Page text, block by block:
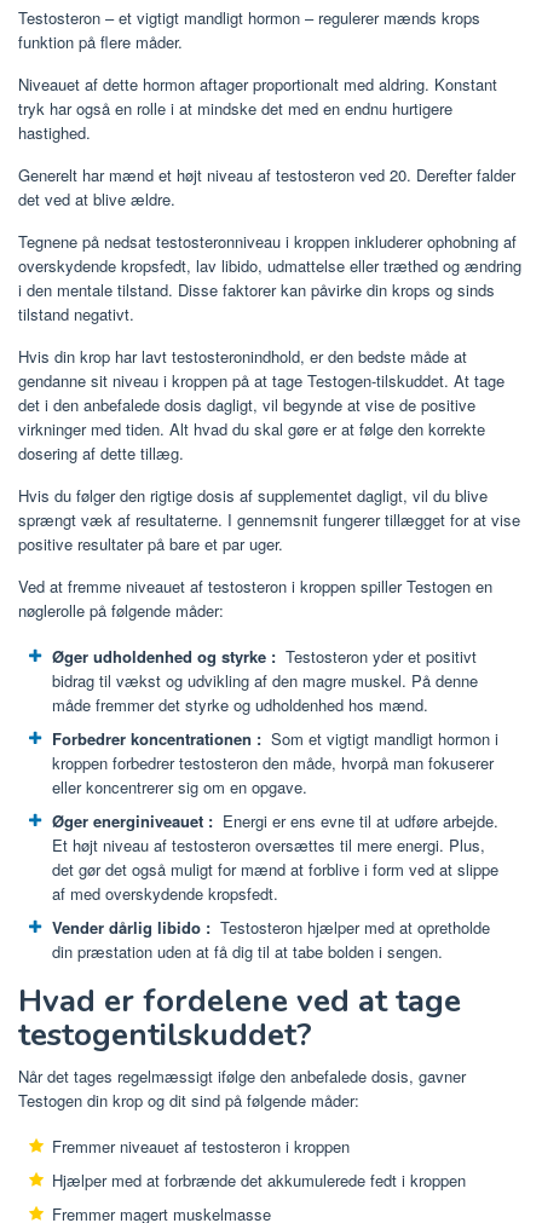
Testosteron – et vigtigt mandligt hormon – regulerer mænds krops
funktion på flere måder.
Niveauet af dette hormon aftager proportionalt med aldring. Konstant
tryk har også en rolle i at mindske det med en endnu hurtigere
hastighed.
Generelt har mænd et højt niveau af testosteron ved 20. Derefter falder
det ved at blive ældre.
Tegnene på nedsat testosteronniveau i kroppen inkluderer ophobning af
overskydende kropsfedt, lav libido, udmattelse eller træthed og ændring
i den mentale tilstand. Disse faktorer kan påvirke din krops og sinds
tilstand negativt.
Hvis din krop har lavt testosteronindhold, er den bedste måde at
gendanne sit niveau i kroppen på at tage Testogen-tilskuddet. At tage
det i den anbefalede dosis dagligt, vil begynde at vise de positive
virkninger med tiden. Alt hvad du skal gøre er at følge den korrekte
dosering af dette tillæg.
Hvis du følger den rigtige dosis af supplementet dagligt, vil du blive
sprængt væk af resultaterne. I gennemsnit fungerer tillægget for at vise
positive resultater på bare et par uger.
Ved at fremme niveauet af testosteron i kroppen spiller Testogen en
nøglerolle på følgende måder:
Øger udholdenhed og styrke : Testosteron yder et positivt
bidrag til vækst og udvikling af den magre muskel. På denne
måde fremmer det styrke og udholdenhed hos mænd.
Forbedrer koncentrationen : Som et vigtigt mandligt hormon i
kroppen forbedrer testosteron den måde, hvorpå man fokuserer
eller koncentrerer sig om en opgave.
Øger energiniveauet : Energi er ens evne til at udføre arbejde.
Et højt niveau af testosteron oversættes til mere energi. Plus,
det gør det også muligt for mænd at forblive i form ved at slippe
af med overskydende kropsfedt.
Vender dårlig libido : Testosteron hjælper med at opretholde
din præstation uden at få dig til at tabe bolden i sengen.
Hvad er fordelene ved at tage
testogentilskuddet?
Når det tages regelmæssigt ifølge den anbefalede dosis, gavner
Testogen din krop og dit sind på følgende måder:
Fremmer niveauet af testosteron i kroppen
Hjælper med at forbrænde det akkumulerede fedt i kroppen
Fremmer magert muskelmasse